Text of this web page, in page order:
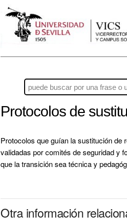
Protocolos de
Protocolos que guían la sustitución
validadas por comités de seguridad y
que la transición sea técnica y
Otra información